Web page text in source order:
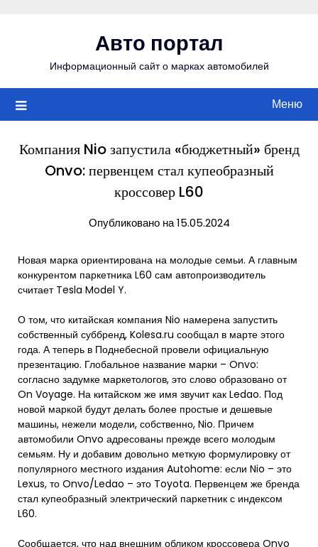
Авто портал
Информационный сайт о марках автомобилей
Меню
Компания Nio запустила «бюджетный» бренд
Onvo: первенцем стал купеобразный
кроссовер L60
Опубликовано на 15.05.2024
Новая марка ориентирована на молодые семьи. А главным
конкурентом паркетника L60 сам автопроизводитель
считает Tesla Model Y.
О том, что китайская компания Nio намерена запустить
собственный суббренд, Kolesa.ru сообщал в марте этого
года. А теперь в Поднебесной провели официальную
презентацию. Глобальное название марки – Onvo:
согласно задумке маркетологов, это слово образовано от
On Voyage. На китайском же имя звучит как Ledao. Под
новой маркой будут делать более простые и дешевые
машины, нежели модели, собственно, Nio. Причем
автомобили Onvo адресованы прежде всего молодым
семьям. Ну и добавим довольно меткую формулировку от
популярного местного издания Autohome: если Nio – это
Lexus, то Onvo/Ledao – это Toyota. Первенцем же бренда
стал купеобразный электрический паркетник с индексом
L60.
Сообщается, что над внешним обликом кроссовера Onvo